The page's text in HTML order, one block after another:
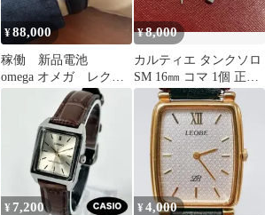
¥88,000
稼働 新品電池
omega オメガ レクタ
ンギュラー タンク
¥8,000
カルティエ タンクソロ
SM 16㎜ コマ 1個 正規
品 腕時計 ピン付き
¥ 7,200 ¥4,000